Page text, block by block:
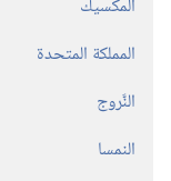
المكسيك
المملكة المتحدة
النَّروج
النمسا